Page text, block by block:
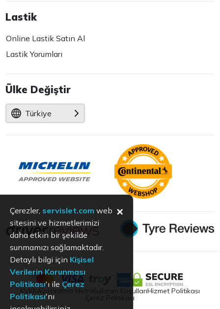
Lastik
Online Lastik Satın Al
Lastik Yorumları
Ülke Değiştir
Türkiye
Aydınlatma Metni Kullanım KoşullarıHizmet Politikası
Çerez Politikası
Çerezler, servislet.com web
sitesini ve hizmetlerimizi
daha etkin bir şekilde
sunmamızı sağlamaktadır.
Detaylı bilgi için Kişisel
Verilerin Korunması
Politikası'ı ile Çerez
Politikası'nı
×